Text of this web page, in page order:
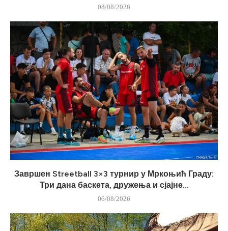
08/08/2026
Завршен Streetball 3×3 турнир у Мркоњић Граду:
Три дана баскета, дружења и сјајне...
06/08/2026